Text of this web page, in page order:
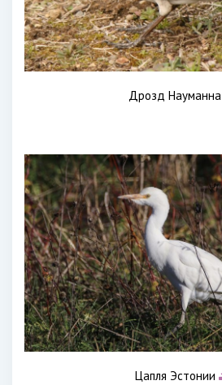
Дрозд Науманна
Цапля Эстонии